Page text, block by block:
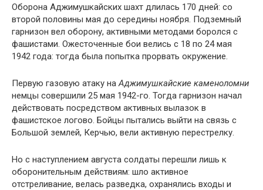
Оборона Аджимушкайских шахт длилась 170 дней: со
второй половины мая до середины ноября. Подземный
гарнизон вел оборону, активными методами боролся с
фашистами. Ожесточенные бои велись с 18 по 24 мая
1942 года: тогда была попытка прорвать окружение.
Первую газовую атаку наАджимушкайские каменоломни
немцы совершили 25 мая 1942-го. Тогда гарнизон начал
действовать посредством активных вылазок в
фашистское логово. Бойцы пытались выйти на связь с
Большой землей, Керчью, вели активную перестрелку.
Но с наступлением августа солдаты перешли лишь к
оборонительным действиям: шло активное
отстреливание, велась разведка, охранялись входы и